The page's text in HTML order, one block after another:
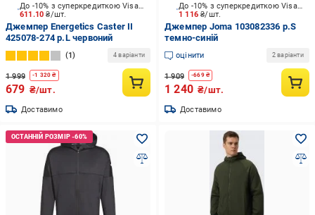
611.10₴/шт.
До -10% з суперкредиткою Visa Вигода
Джемпер Energetics Caster II
425078-274 р.L червоний
1 4 варіанти
1 999 -1 320 ₴
679 ₴/шт.
Доставимо
1 116₴/шт.
До -10% з суперкредиткою Visa Вигода
Джемпер Joma 103082336 р.S
темно-синій
оцінити 2 варіанти
1 909 -669₴
1 240 ₴/шт.
Доставимо